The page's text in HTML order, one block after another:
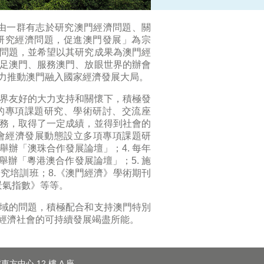
群有志於研究澳門經濟問題、關
經濟問題，促進澳門發展」為宗
題，並希望以其研究成果為澳門經
澳門、服務澳門、放眼世界的辦會
動澳門融入國家經濟發展大局。
好的大力支持和關懷下，積極發
項課題研究、學術研討、交流座
，取得了一定成績，並得到社會的
經濟發展動態設立多項專項課題研
辦「澳珠合作發展論壇」；4. 每年
辦「粵港澳合作發展論壇」；5. 施
培訓班；8.《澳門經濟》學術期刊
指數》等等。
問題，積極配合和支持澳門特別
社會的可持續發展竭盡所能。